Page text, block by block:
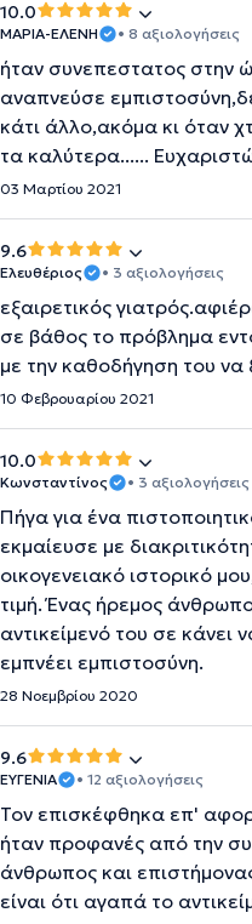
10.0
ΜΑΡΙΑ-ΕΛΕΝΗ • 8 αξιολογήσεις
ήταν συνεπεστατος στην
αναπνεύσε
κάτι άλλο,ακόμα κι όταν
τα καλύτερα......
03 Μαρτίου 2021
9.6
Ελευθέριος • 3 αξιολογήσεις
εξαιρετικός
σε βάθος το πρόβλημα
με την καθοδήγηση του να
10 Φεβρουαρίου 2021
10.0
Κωνσταντίνος • 3 αξιολογήσεις
Πήγα για ένα
εκμαίευσε με
οικογενειακό ιστορικό
τιμή. Ένας ήρεμος
αντικείμενό του σε κάνει
εμπνέει εμπιστοσύνη.
28 Νοεμβρίου 2020
9.6
ΕΥΓΕΝΙΑ • 12 αξιολογήσεις
Τον επισκέφθηκα επ'
ήταν προφανές από την
άνθρωπος και
είναι ότι αγαπά το